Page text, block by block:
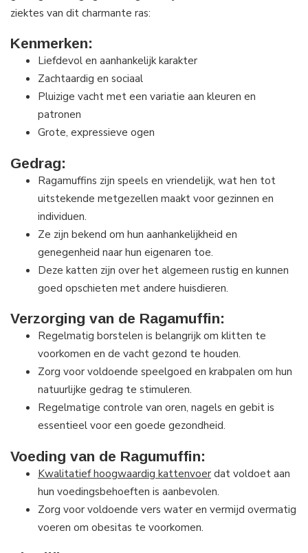
ziektes van dit charmante ras:
Kenmerken:
Liefdevol en aanhankelijk karakter
Zachtaardig en sociaal
Pluizige vacht met een variatie aan kleuren en
patronen
Grote, expressieve ogen
Gedrag:
Ragamuffins zijn speels en vriendelijk, wat hen tot
uitstekende metgezellen maakt voor gezinnen en
individuen.
Ze zijn bekend om hun aanhankelijkheid en
genegenheid naar hun eigenaren toe.
Deze katten zijn over het algemeen rustig en kunnen
goed opschieten met andere huisdieren.
Verzorging van de Ragamuffin:
Regelmatig borstelen is belangrijk om klitten te
voorkomen en de vacht gezond te houden.
Zorg voor voldoende speelgoed en krabpalen om hun
natuurlijke gedrag te stimuleren.
Regelmatige controle van oren, nagels en gebit is
essentieel voor een goede gezondheid.
Voeding van de Ragumuffin:
Kwalitatief hoogwaardig kattenvoerdat voldoet aan
hun voedingsbehoeften is aanbevolen.
Zorg voor voldoende vers water en vermijd overmatig
voeren om obesitas te voorkomen.